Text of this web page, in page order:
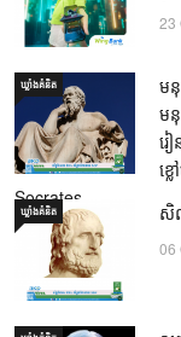
23
ឃ្លាំង​គំនិត
មនុ
មនុ
រ
ខ្
Socrates
21 Oct 2025
ឃ្លាំង​គំនិត សិ
06